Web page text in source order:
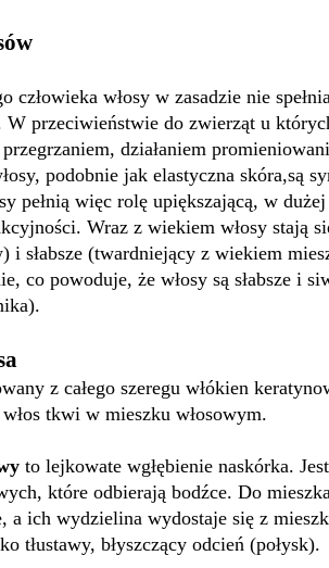
człowieka włosy w zasadzie nie
przeciwieństwie do zwierząt u
działaniem
podobnie jak elastyczna skóra,są
pełnią więc rolę upiększającą, w
Wraz z wiekiem włosy stają
i słabsze (twardniejący z wiekiem
co powoduje, że włosy są słabsze i
z całego szeregu włókien
tkwi w mieszku włosowym.
to lejkowate wgłębienie naskórka.
które odbierają bodźce. Do
a ich wydzielina wydostaje się z
tłustawy, błyszczący odcień (połysk).